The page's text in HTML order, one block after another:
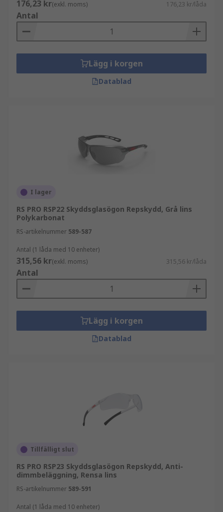
176,23 kr(exkl. moms) 176,23 kr/låda
Antal
Lägg i korgen
Datablad
I lager
RS PRO RSP22 Skyddsglasögon Repskydd, Grå lins
Polykarbonat
RS-artikelnummer 589-587
Antal (1 låda med 10 enheter)
315,56 kr(exkl. moms) 315,56 kr/låda
Antal
Lägg i korgen
Datablad
Tillfälligt slut
RS PRO RSP23 Skyddsglasögon Repskydd, Anti-
dimmbeläggning, Rensa lins
RS-artikelnummer 589-591
Antal (1 låda med 10 enheter)